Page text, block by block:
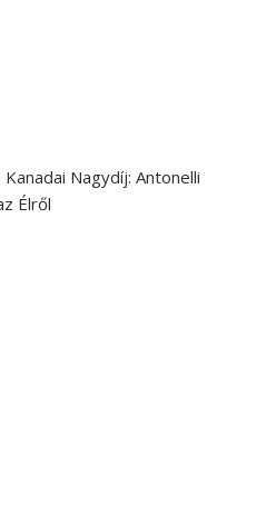
Nagydíj: Antonelli
Élről